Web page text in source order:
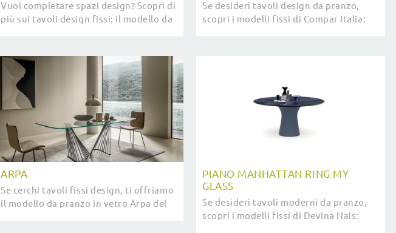
Vuoi completare spazi design? Scopri di
più sui tavoli design fissi: il modello da
Se desideri tavoli design da pranzo,
scopri i modelli fissi di Compar Italia:
ARPA
Se cerchi tavoli fissi design, ti offriamo
il modello da pranzo in vetro Arpa del
PIANO MANHATTAN RING MY
GLASS
Se desideri tavoli moderni da pranzo,
scopri i modelli fissi di Devina Nais: